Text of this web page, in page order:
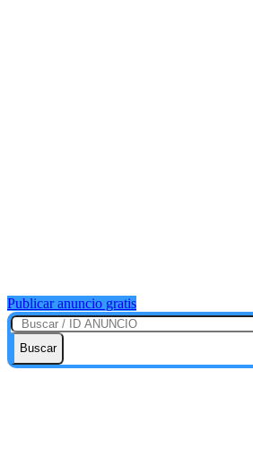
Publicar anuncio gratis
Buscar